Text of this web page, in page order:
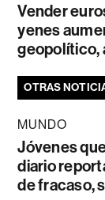
Vender
yenes
geopolítico,
OTRAS
MUNDO
Jóvenes
diario
de fracaso,